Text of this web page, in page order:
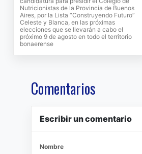
Nutricionistas de la Provincia de Buenos
Aires, por la Lista “Construyendo Futuro”
Celeste y Blanca, en las próximas
elecciones que se llevarán a cabo el
próximo 9 de agosto en todo el territorio
bonaerense
Comentarios
Escribir un comentario
Nombre